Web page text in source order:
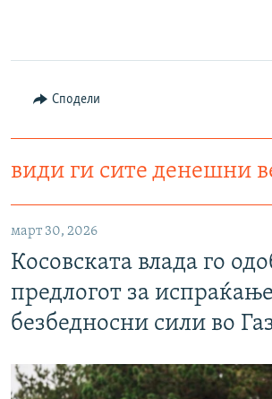
Сподели
види ги сите денешни
март 30, 2026
Косовската влада го
предлогот за испраќање
безбедносни сили во